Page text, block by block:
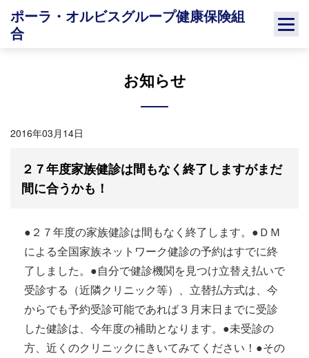
Skip
content
ポーラ・オルビスグループ健康保険組
合
お知らせ
2016年03月14日
２７年度家族健診は間もなく終了しますがまだ
間に合うかも！
●２７年度の家族健診は間もなく終了します。●ＤＭ
による全国家族ネットワーク健診の予約はすでに終
了しました。●自分で健診機関を見つけ立替え払いで
受診する（近隣クリニック等）、立替払方式は、今
からでも予約受診可能であれば３月末日までに受診
した健診は、今年度の補助となります。●未受診の
方、近くのクリニックにきいてみてください！●その